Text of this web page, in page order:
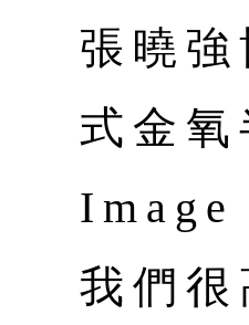
張曉
式金
Image
我們